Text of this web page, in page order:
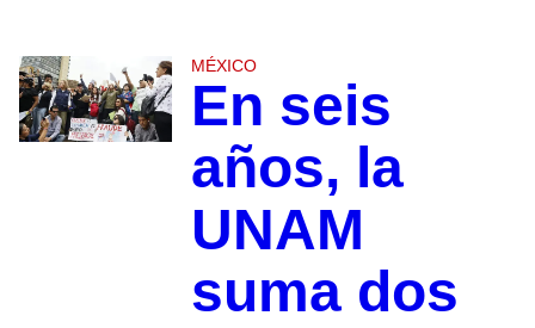
MÉXICO
En seis
años, la
UNAM
suma dos